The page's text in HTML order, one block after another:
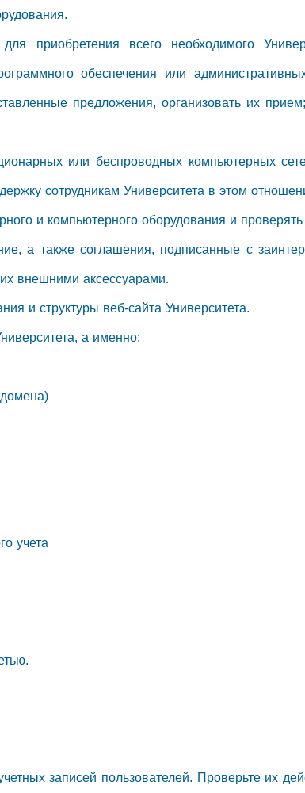
приобретения всего необходимого
обеспечения или
предложения, организовать их
или беспроводных компьютерных
сотрудникам Университета в этом
и компьютерного оборудования и
а также соглашения, подписанные с
внешними аксессуарами.
и структуры веб-сайта Университета.
а именно:
учета
записей пользователей. Проверьте их